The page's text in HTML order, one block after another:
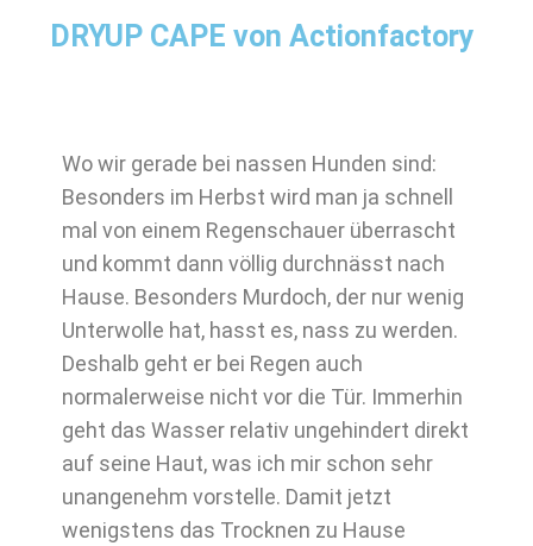
DRYUP CAPE von Actionfactory
Wo wir gerade bei nassen Hunden sind:
Besonders im Herbst wird man ja schnell
mal von einem Regenschauer überrascht
und kommt dann völlig durchnässt nach
Hause. Besonders Murdoch, der nur wenig
Unterwolle hat, hasst es, nass zu werden.
Deshalb geht er bei Regen auch
normalerweise nicht vor die Tür. Immerhin
geht das Wasser relativ ungehindert direkt
auf seine Haut, was ich mir schon sehr
unangenehm vorstelle. Damit jetzt
wenigstens das Trocknen zu Hause